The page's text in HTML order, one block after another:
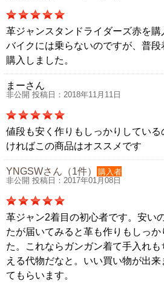
革ジャンスタンドライダーズ赤を購
バイクには乗らないのですが、普段
購入しました。
まーさん
非公開 投稿日：2018年11月11日
値段も安く作りもしっかりしてい
ければこの商品はオススメです
YNGSWさん（1件）
購入者
非公開 投稿日：2017年01月08日
革ジャン2着目の初心者です。安い
たが届いてみると革も作りもしっ
た。これならガンガン着て手入れ
える代物だなと。いい買い物が出
てもらいます。